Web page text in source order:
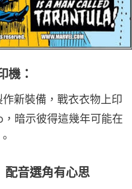
機：
新裝備，戰衣衣物上印
暗示彼得這幾年可能在
配音選角有心思